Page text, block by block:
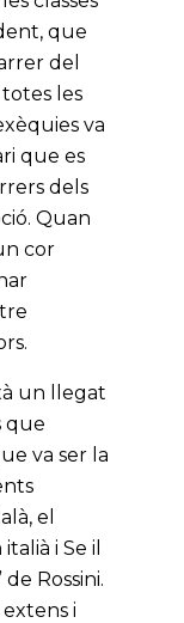
que
del
les
va
que es
dels
Quan
cor
un llegat
que
va ser la
el
i Se il
Rossini.
i